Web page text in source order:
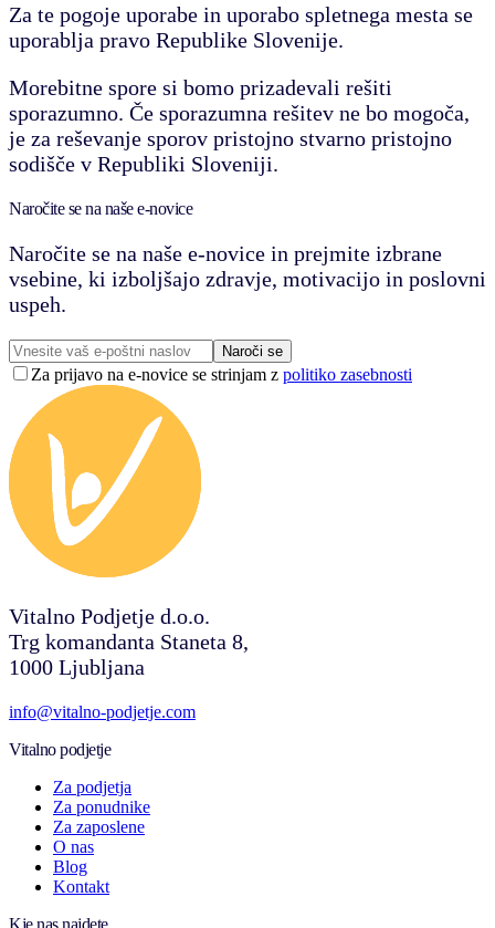
Za te pogoje uporabe in uporabo spletnega mesta se
uporablja pravo Republike Slovenije.
Morebitne spore si bomo prizadevali rešiti
sporazumno. Če sporazumna rešitev ne bo mogoča,
je za reševanje sporov pristojno stvarno pristojno
sodišče v Republiki Sloveniji.
Naročite se na naše e-novice
Naročite se na naše e-novice in prejmite izbrane
vsebine, ki izboljšajo zdravje, motivacijo in poslovni
uspeh.
Naroči se
Za prijavo na e-novice se strinjam z politiko zasebnosti
Vitalno Podjetje d.o.o.
Trg komandanta Staneta 8,
1000 Ljubljana
info@vitalno-podjetje.com
Vitalno podjetje
Za podjetja
Za ponudnike
Za zaposlene
O nas
Blog
Kontakt
Kje nas najdete